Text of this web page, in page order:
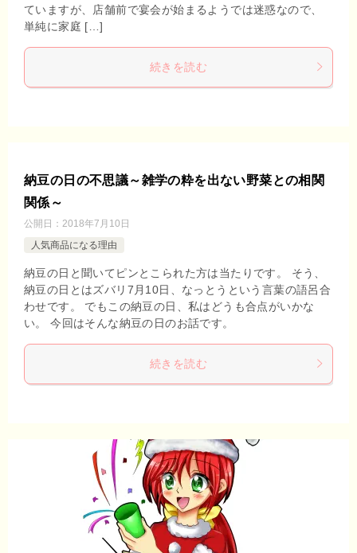
ていますが、店舗前で宴会が始まるようでは迷惑なので、
単純に家庭 […]
続きを読む
納豆の日の不思議～雑学の粋を出ない野菜との相関
関係～
公開日： 2018年7月10日
人気商品になる理由
納豆の日と聞いてピンとこられた方は当たりです。 そう、
納豆の日とはズバリ7月10日、なっとうという言葉の語呂合
わせです。 でもこの納豆の日、私はどうも合点がいかな
い。 今回はそんな納豆の日のお話です。
続きを読む